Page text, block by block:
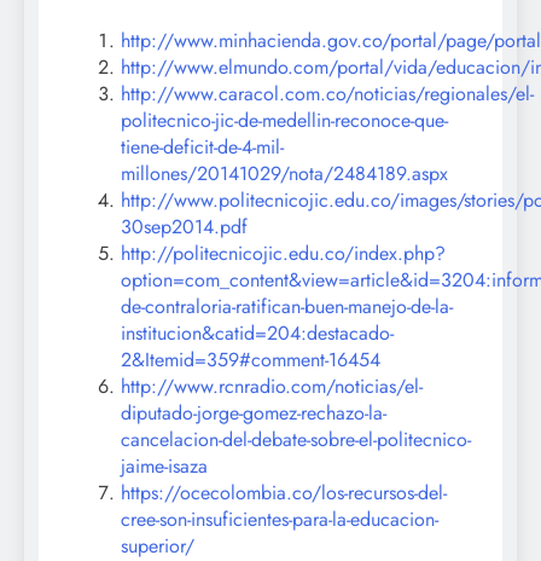
http://www.minhacienda.gov.co/portal/page/
http://www.elmundo.com/portal/vida/educacion/
http://www.caracol.com.co/noticias/regionales/el-
politecnico-jic-de-medellin-reconoce-que-
tiene-deficit-de-4-mil-
millones/20141029/nota/2484189.aspx
http://www.politecnicojic.edu.co/images/stories/
30sep2014.pdf
http://politecnicojic.edu.co/index.php?
de-contraloria-ratifican-buen-manejo-de-la-
institucion&catid=204:destacado-
2&Itemid=359#comment-16454
http://www.rcnradio.com/noticias/el-
diputado-jorge-gomez-rechazo-la-
cancelacion-del-debate-sobre-el-politecnico-
jaime-isaza
https://ocecolombia.co/los-recursos-del-
cree-son-insuficientes-para-la-educacion-
superior/